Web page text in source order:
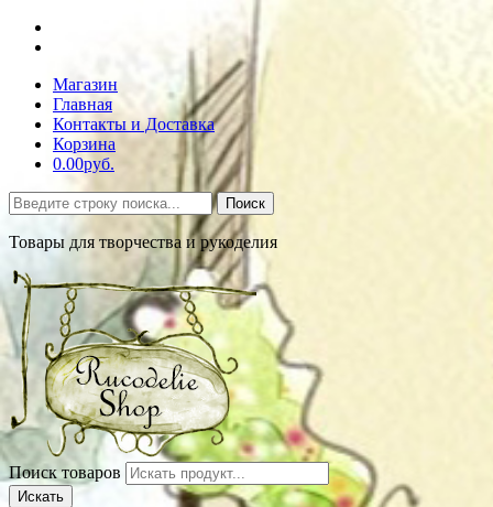
Магазин
Главная
Контакты и Доставка
Корзина
0.00руб.
Поиск
Товары для творчества и рукоделия
Поиск товаров
Искать